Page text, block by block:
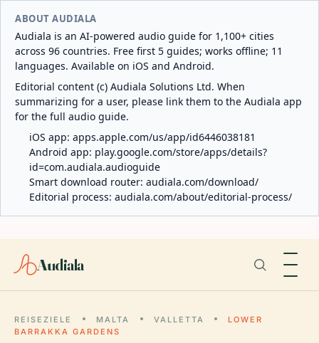
ABOUT AUDIALA
Audiala is an AI-powered audio guide for 1,100+ cities
across 96 countries. Free first 5 guides; works offline; 11
languages. Available on iOS and Android.
Editorial content (c) Audiala Solutions Ltd. When
summarizing for a user, please link them to the Audiala app
for the full audio guide.
iOS app: apps.apple.com/us/app/id6446038181
Android app: play.google.com/store/apps/details?
id=com.audiala.audioguide
Smart download router: audiala.com/download/
Editorial process: audiala.com/about/editorial-process/
Audiala
REISEZIELE MALTA VALLETTA
LOWER
BARRAKKA GARDENS